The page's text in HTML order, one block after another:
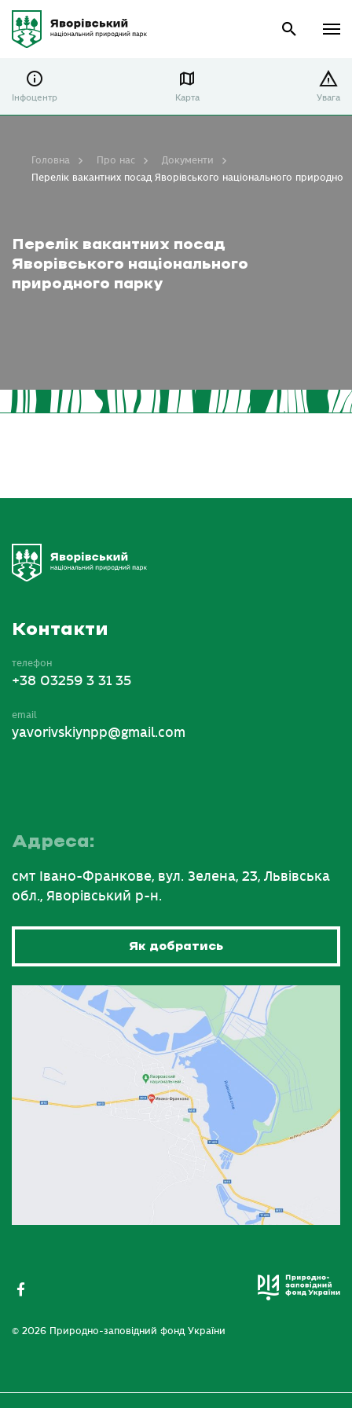
Інфоцентр Карта Увага
Перелік вакантних посад
Яворівського національного
природного парку
Головна Про нас
Документи
Перелік вакантних посад Яворівського національного
Контакти
телефон
+38 03259 3 31 35
email
yavorivskiynpp@gmail.com
Адреса:
смт Івано-Франкове, вул. Зелена, 23, Львівська
обл., Яворівський р-н.
Як добратись
© 2026 Природно-заповідний фонд України